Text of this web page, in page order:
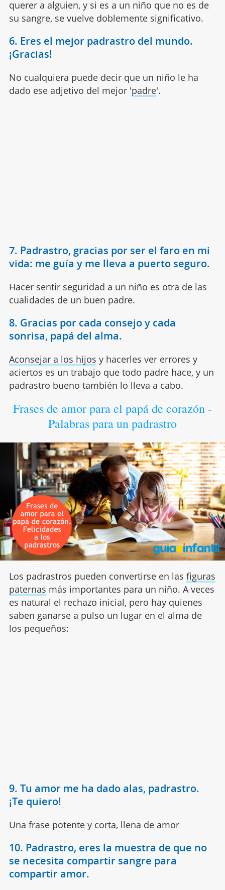
querer a alguien, y si es a un niño que no es de
su sangre, se vuelve doblemente significativo.
6. Eres el mejor padrastro del mundo.
¡Gracias!
No cualquiera puede decir que un niño le ha
dado ese adjetivo del mejor 'padre'.
7. Padrastro, gracias por ser el faro en mi
vida: me guía y me lleva a puerto seguro.
Hacer sentir seguridad a un niño es otra de las
cualidades de un buen padre.
8. Gracias por cada consejo y cada
sonrisa, papá del alma.
Aconsejar a los hijos y hacerles ver errores y
aciertos es un trabajo que todo padre hace, y un
padrastro bueno también lo lleva a cabo.
Frases de amor para el papá de corazón -
Palabras para un padrastro
Los padrastros pueden convertirse en las figuras
paternas más importantes para un niño. A veces
es natural el rechazo inicial, pero hay quienes
saben ganarse a pulso un lugar en el alma de
los pequeños:
9. Tu amor me ha dado alas, padrastro.
¡Te quiero!
Una frase potente y corta, llena de amor
10. Padrastro, eres la muestra de que no
se necesita compartir sangre para
compartir amor.